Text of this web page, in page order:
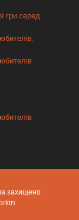
гри серед
захищено